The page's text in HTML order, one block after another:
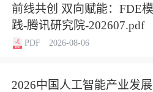
前线共创 双向赋能：FDE
践-腾讯研究院-202607.pdf
PDF 2026-08-06
2026中国人工智能产业发